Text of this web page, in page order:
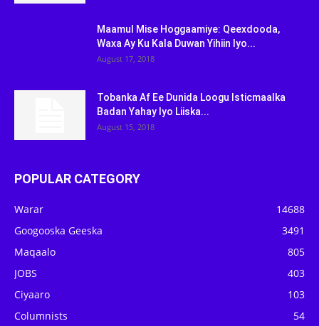
Maamul Mise Hoggaamiye: Qeexdooda,
Waxa Ay Ku Kala Duwan Yihiin Iyo...
August 17, 2018
Tobanka Af Ee Dunida Loogu Isticmaalka
Badan Yahay Iyo Liiska...
August 15, 2018
POPULAR CATEGORY
Warar
14688
Googooska Geeska
3491
Maqaalo
805
JOBS
403
Ciyaaro
103
Columnists
54